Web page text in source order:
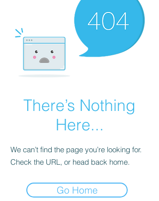
There’s Nothing
Here...
We can’t find the page you’re looking for.
Check the URL, or head back home.
Go Home